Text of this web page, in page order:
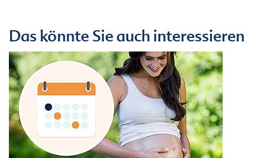
Das könnte Sie auch interessieren